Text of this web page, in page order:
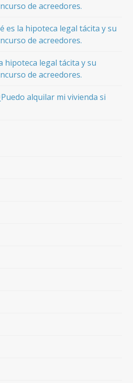
de acreedores.
es la hipoteca legal tácita y su
de acreedores.
hipoteca legal tácita y su
de acreedores.
alquilar mi vivienda si